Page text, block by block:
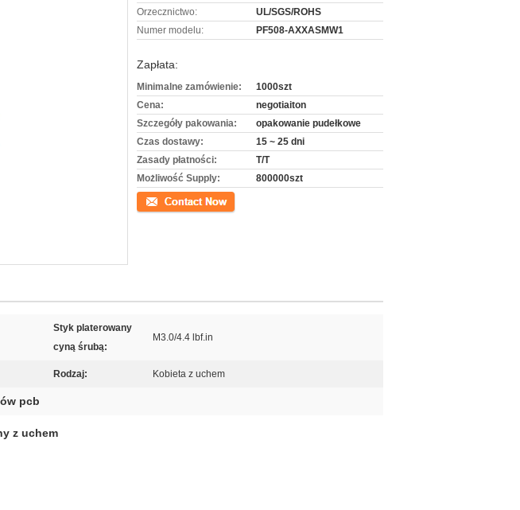
Orzecznictwo:
UL/SGS/ROHS
Numer modelu:
PF508-AXXASMW1
Zapłata:
Minimalne zamówienie:
1000szt
Cena:
negotiaiton
Szczegóły pakowania:
opakowanie pudełkowe
Czas dostawy:
15 ~ 25 dni
Zasady płatności:
T/T
Możliwość Supply:
800000szt
Kontakt
Styk platerowany
cyną śrubą:
M3.0/4.4 lbf.in
Rodzaj: Kobieta z uchem
pcb
z uchem